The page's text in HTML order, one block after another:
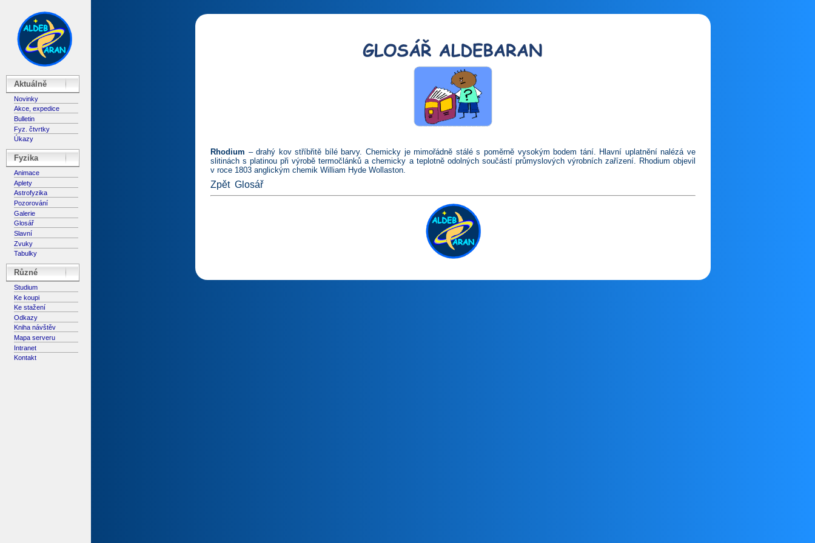
Aktuálně
Novinky
Akce, expedice
Bulletin
Fyz. čtvrtky
Úkazy
Fyzika
Animace
Aplety
Astrofyzika
Pozorování
Galerie
Glosář
Slavní
Zvuky
Tabulky
Různé
Studium
Ke koupi
Ke stažení
Odkazy
Kniha návštěv
Mapa serveru
Intranet
Kontakt
Rhodium – drahý kov stříbřitě bílé barvy. Chemicky je mimořádně stálé s poměrně vysokým bodem tání. Hlavní uplatnění nalézá ve
slitinách s platinou při výrobě termočlánků a chemicky a teplotně odolných součástí průmyslových výrobních zařízení. Rhodium objevil
v roce 1803 anglickým chemik William Hyde Wollaston.
Zpět Glosář